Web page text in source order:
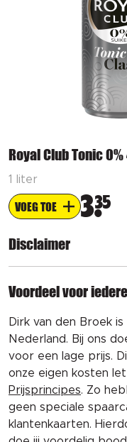
Royal Club Tonic
1 liter
VOEG TOE 335
Disclaimer
Voordeel voor
Dirk van den Broek
Nederland. Bij ons
voor een lage prijs.
onze eigen kosten
Prijsprincipes. Zo
geen speciale
klantenkaarten.